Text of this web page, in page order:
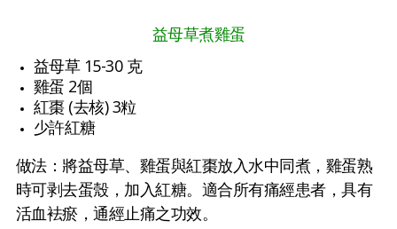
益母草煮雞蛋
益母草 15-30 克
雞蛋 2個
紅棗 (去核) 3粒
少許紅糖
做法：將益母草、雞蛋與紅棗放入水中同煮，雞蛋熟
時可剥去蛋殼，加入紅糖。適合所有痛經患者，具有
活血袪瘀，通經止痛之功效。